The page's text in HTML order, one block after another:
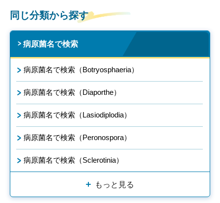
同じ分類から探す
病原菌名で検索
病原菌名で検索（Botryosphaeria）
病原菌名で検索（Diaporthe）
病原菌名で検索（Lasiodiplodia）
病原菌名で検索（Peronospora）
病原菌名で検索（Sclerotinia）
もっと見る